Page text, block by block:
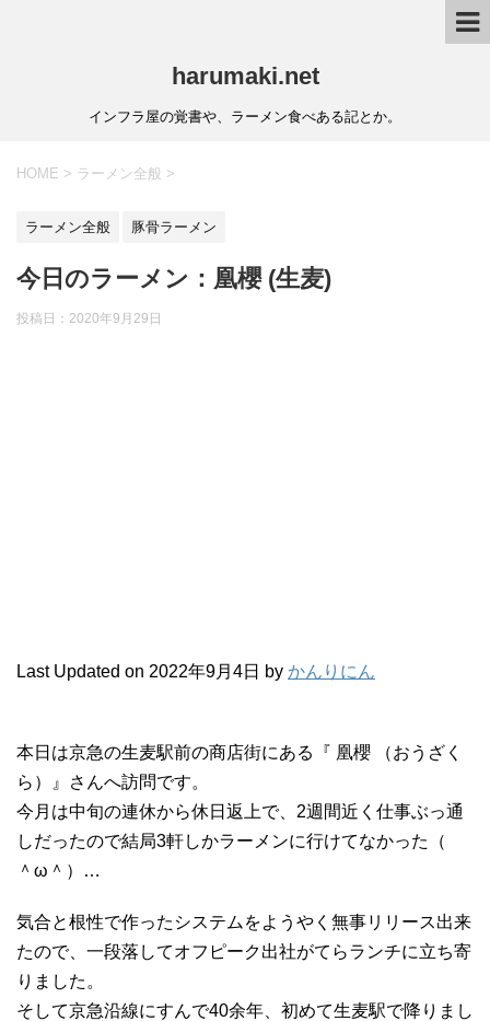
harumaki.net
インフラ屋の覚書や、ラーメン食べある記とか。
HOME > ラーメン全般 >
ラーメン全般 豚骨ラーメン
今日のラーメン：凰櫻 (生麦)
投稿日：2020年9月29日
Last Updated on 2022年9月4日 by かんりにん
本日は京急の生麦駅前の商店街にある『 凰櫻 （おうざく
ら）』さんへ訪問です。
今月は中旬の連休から休日返上で、2週間近く仕事ぶっ通
しだったので結局3軒しかラーメンに行けてなかった（
＾ω＾）…
気合と根性で作ったシステムをようやく無事リリース出来
たので、一段落してオフピーク出社がてらランチに立ち寄
りました。
そして京急沿線にすんで40余年、初めて生麦駅で降りまし